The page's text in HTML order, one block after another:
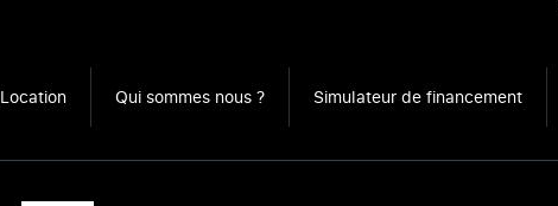
Location Qui sommes nous ? Simulateur de financement